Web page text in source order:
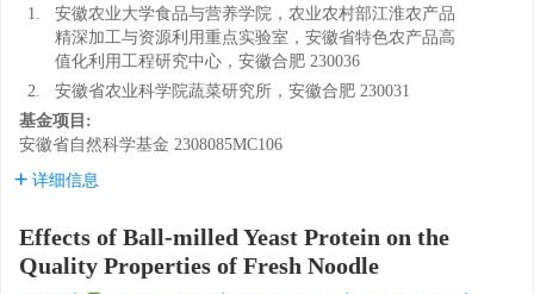
1.
安徽农业大学食品与营养学院，农业农村部江淮农产品
精深加工与资源利用重点实验室，安徽省特色农产品高
值化利用工程研究中心，安徽合肥 230036
2.
安徽省农业科学院蔬菜研究所，安徽合肥 230031
基金项目:
安徽省自然科学基金 2308085MC106
详细信息
Effects of Ball-milled Yeast Protein on the
Quality Properties of Fresh Noodle